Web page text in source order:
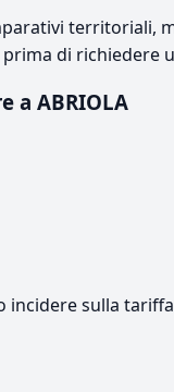
territoriali,
di richiedere
a ABRIOLA
incidere sulla